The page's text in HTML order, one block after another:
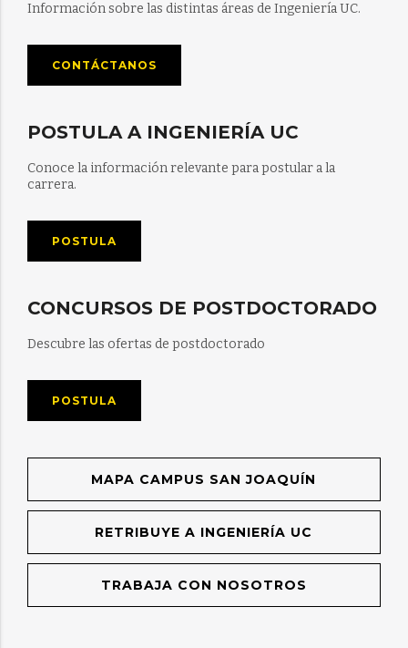
Información sobre las distintas áreas de Ingeniería UC.
CONTÁCTANOS
POSTULA A INGENIERÍA UC
Conoce la información relevante para postular a la
carrera.
POSTULA
CONCURSOS DE POSTDOCTORADO
Descubre las ofertas de postdoctorado
POSTULA
MAPA CAMPUS SAN JOAQUÍN
RETRIBUYE A INGENIERÍA UC
TRABAJA CON NOSOTROS